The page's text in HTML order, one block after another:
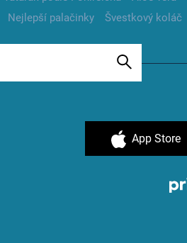
Nejlepší palačinky Švestkový koláč
App Store